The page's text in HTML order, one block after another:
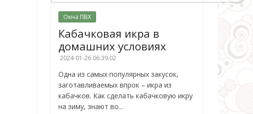
Окна ПВХ
Кабачковая икра в
домашних условиях
2024-01-26 06:39:02
Одна из самых популярных закусок,
заготавливаемых впрок – икра из
кабачков. Как сделать кабачковую икру
на зиму, знают во...